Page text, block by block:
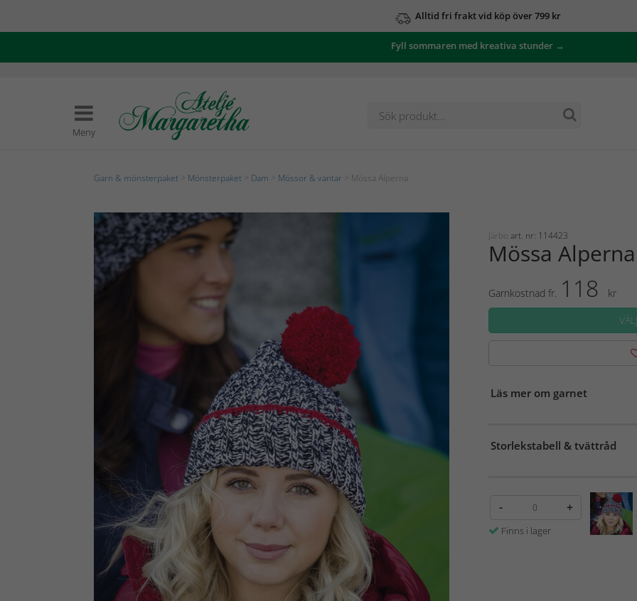
Alltid fri frakt vid köp över 799 kr
Fyll sommaren med kreativa stunder →
Meny
Garn & mönsterpaket Mönsterpaket Dam Mössor & vantar > Mössa Alperna
Järbo art. nr: 114423
Mössa Alperna
Garnkostnad fr. 118
kr
Läs mer om garnet
Storlekstabell & tvättråd
- +
Finns i lager